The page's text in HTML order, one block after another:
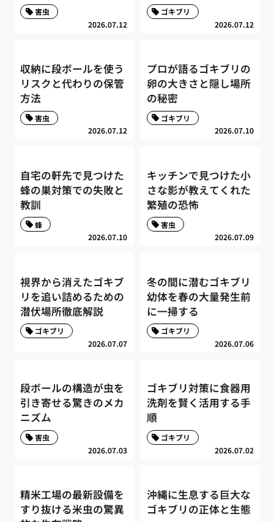
2026.07.12
害虫
2026.07.12
ゴキブリ
収納に段ボールを使う
リスクと代わりの保管
方法
2026.07.12
害虫
プロが語るゴキブリの
卵の大きさと隠し場所
の秘密
2026.07.10
ゴキブリ
自宅の軒先で見つけた
蜂の巣対策での失敗と
教訓
2026.07.10
蜂
キッチンで見つけた小
さな影が教えてくれた
繁殖の恐怖
2026.07.09
害虫
視界から消えたゴキブ
リを追い詰めるための
潜伏場所徹底解説
2026.07.07
ゴキブリ
冬の間に潜むゴキブリ
幼体を春の大量発生前
に一掃する
2026.07.06
ゴキブリ
段ボールの構造が虫を
引き寄せる驚きのメカ
ニズム
2026.07.03
害虫
ゴキブリ対策に食器用
洗剤を賢く活用する手
順
2026.07.02
ゴキブリ
精米工場の最新設備を
すり抜ける米虫の驚異
沖縄に生息する巨大な
ゴキブリの正体と生態